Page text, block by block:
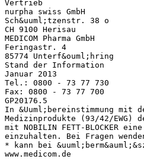
Vertrieb
nurpha swiss GmbH
Sch&uuml;tzenstr. 38 o
CH 9100 Herisau
MEDICOM Pharma GmbH
Feringastr. 4
85774 Unterf&ouml;hring
Stand der Information
Januar 2013
Tel.: 0800 - 73 77 730
Fax: 0800 - 73 77 700
GP20176.5
In &Uuml;bereinstimmung mit
Medizinprodukte (93/42/
mit NOBILIN FETT-BLOCKER
einzuhalten. Bei Fragen
* kann bei
www.medicom.de